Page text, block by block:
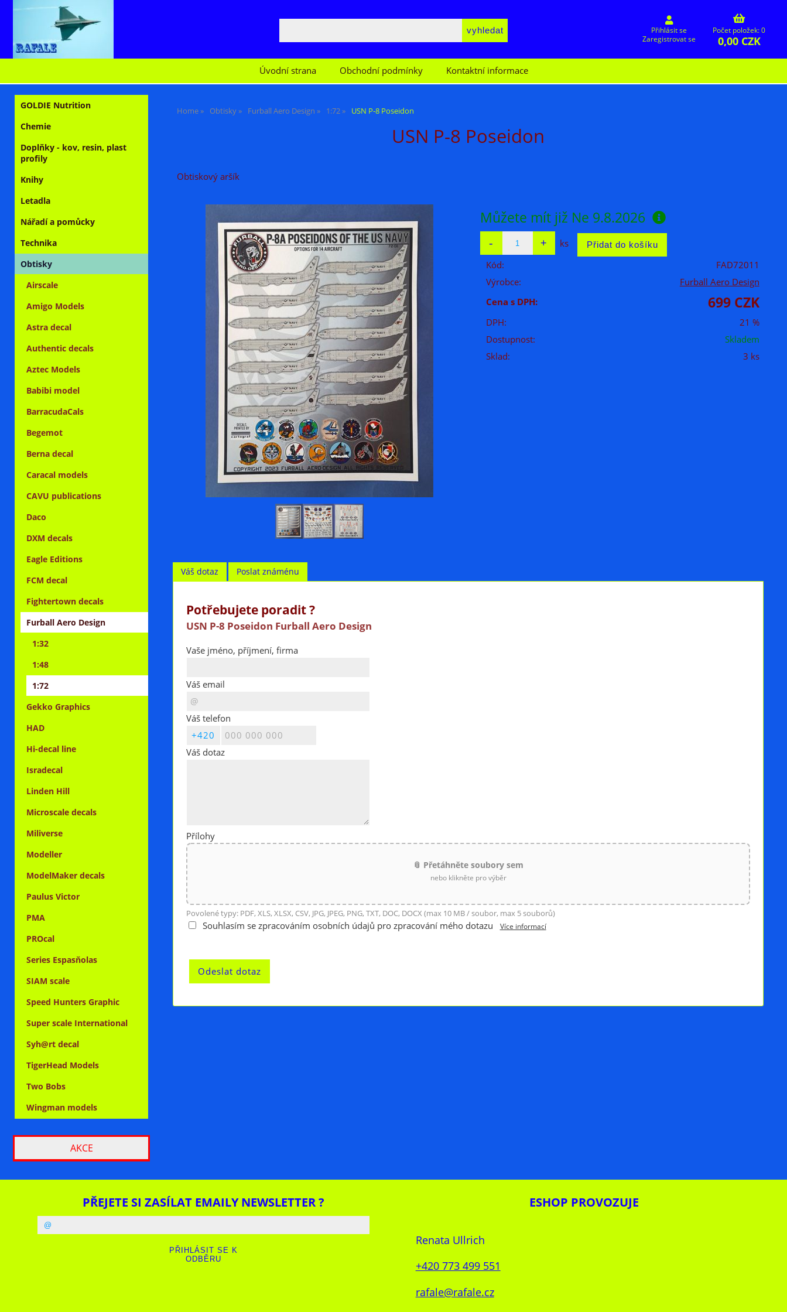
Přihlásit se
Zaregistrovat se
Počet položek: 0
0,00 CZK
Úvodní strana Obchodní podmínky Kontaktní informace
Home Obtisky Furball Aero Design 1:72 USN P-8 Poseidon
USN P-8 Poseidon
Obtiskový aršík
Můžete mít již Ne 9.8.2026
ks
Kód:
FAD72011
Výrobce:
Furball Aero Design
Cena s DPH:
699 CZK
DPH:
21 %
Dostupnost:
Skladem
Sklad:
3 ks
Váš dotaz Poslat známénu
Potřebujete poradit ?
USN P-8 Poseidon Furball Aero Design
Vaše jméno, příjmení, firma
Váš email
Váš telefon
Váš dotaz
Přílohy
📎 Přetáhněte soubory sem
nebo klikněte pro výběr
Povolené typy: PDF, XLS, XLSX, CSV, JPG, JPEG, PNG, TXT, DOC, DOCX (max 10 MB / soubor, max 5 souborů)
Souhlasím se zpracováním osobních údajů pro zpracování mého dotazu Více informací
GOLDIE Nutrition
Chemie
Doplňky - kov, resin, plast
profily
Knihy
Letadla
Nářadí a pomůcky
Technika
Obtisky
Airscale
Amigo Models
Astra decal
Authentic decals
Aztec Models
Babibi model
BarracudaCals
Begemot
Berna decal
Caracal models
CAVU publications
Daco
DXM decals
Eagle Editions
FCM decal
Fightertown decals
Furball Aero Design
1:32
1:48
1:72
Gekko Graphics
HAD
Hi-decal line
Isradecal
Linden Hill
Microscale decals
Miliverse
Modeller
ModelMaker decals
Paulus Victor
PMA
PROcal
Series Espasňolas
SIAM scale
Speed Hunters Graphic
Super scale International
Syh@rt decal
TigerHead Models
Two Bobs
Wingman models
AKCE
PŘEJETE SI ZASÍLAT EMAILY NEWSLETTER ? ESHOP PROVOZUJE
Renata Ullrich
+420 773 499 551
rafale@rafale.cz